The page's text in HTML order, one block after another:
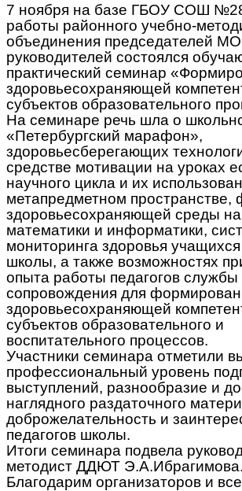
7 ноября на базе ГБОУ СОШ
работы районного учебно-
объединения председателей
руководителей состоялся
практический семинар
здоровьесохраняющей
субъектов образовательного
На семинаре речь шла о
«Петербургский марафон»,
здоровьесберегающих
средстве мотивации на уроках
научного цикла и их
метапредметном
здоровьесохраняющей среды на
математики и информатики,
мониторинга здоровья
школы, а также возможностях
опыта работы педагогов службы
сопровождения для
здоровьесохраняющей
субъектов образовательного и
воспитательного процессов.
Участники семинара отметили
профессиональный уровень
выступлений, разнообразие и
наглядного раздаточного
доброжелательность и
педагогов школы.
Итоги семинара подвела
методист ДДЮТ Э.А.Ибрагимова.
Благодарим организаторов и